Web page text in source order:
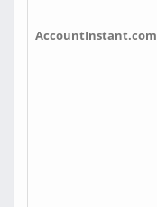
AccountInstant.com